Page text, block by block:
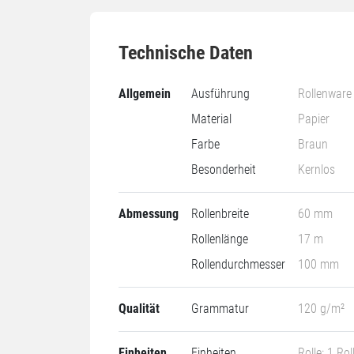
Technische Daten
Allgemein Ausführung
Rollenware
Material
Papier
Farbe
Braun
Besonderheit
Kernlos
Abmessung Rollenbreite
60 mm
Rollenlänge
17 m
Rollendurchmesser
100 mm
Qualität Grammatur 120 g/m²